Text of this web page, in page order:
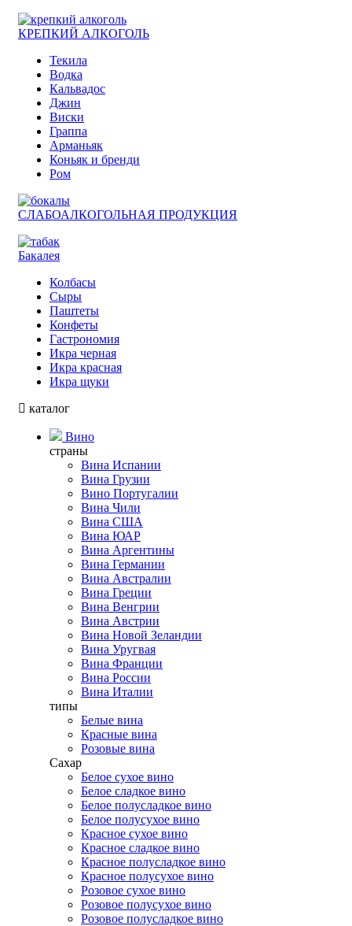
КРЕПКИЙ АЛКОГОЛЬ
Текила
Водка
Кальвадос
Джин
Виски
Граппа
Арманьяк
Коньяк и бренди
Ром
СЛАБОАЛКОГОЛЬНАЯ ПРОДУКЦИЯ
Бакалея
Колбасы
Сыры
Паштеты
Конфеты
Гастрономия
Икра черная
Икра красная
Икра щуки
каталог
Вино
страны
Вина Испании
Вина Грузии
Вино Португалии
Вина Чили
Вина США
Вина ЮАР
Вина Аргентины
Вина Германии
Вина Австралии
Вина Греции
Вина Венгрии
Вина Австрии
Вина Новой Зеландии
Вина Уругвая
Вина Франции
Вина России
Вина Италии
типы
Белые вина
Красные вина
Розовые вина
Сахар
Белое сухое вино
Белое сладкое вино
Белое полусладкое вино
Белое полусухое вино
Красное сухое вино
Красное сладкое вино
Красное полусладкое вино
Красное полусухое вино
Розовое сухое вино
Розовое полусухое вино
Розовое полусладкое вино